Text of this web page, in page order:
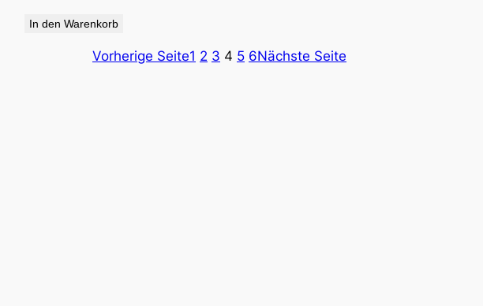
In den Warenkorb
Vorherige Seite1 2 3 4 5 6Nächste Seite